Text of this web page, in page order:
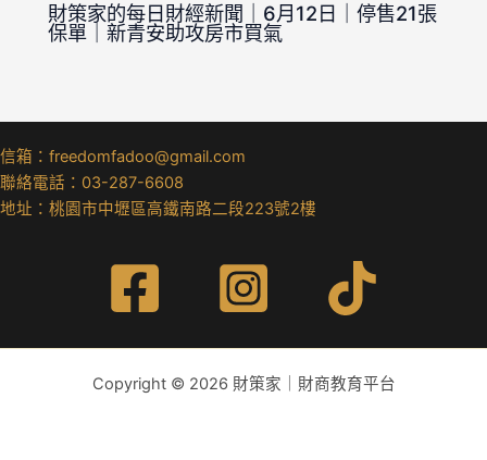
財策家的每日財經新聞｜6月12日｜停售21張
保單｜新青安助攻房市買氣
信箱：freedomfadoo@gmail.com
聯絡電話：03-287-6608
地址：桃園市中壢區高鐵南路二段223號2樓
Copyright © 2026 財策家｜財商教育平台